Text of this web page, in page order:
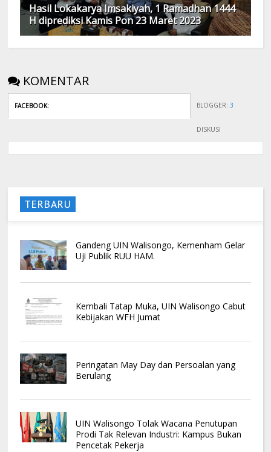
Hasil Lokakarya Imsakiyah, 1 Ramadhan 1444
H diprediksi Kamis Pon 23 Maret 2023
KOMENTAR
FACEBOOK: BLOGGER:3
DISKUSI
TERBARU
Gandeng UIN Walisongo, Kemenham Gelar
Uji Publik RUU HAM.
Kembali Tatap Muka, UIN Walisongo Cabut
Kebijakan WFH Jumat
Peringatan May Day dan Persoalan yang
Berulang
UIN Walisongo Tolak Wacana Penutupan
Prodi Tak Relevan Industri: Kampus Bukan
Pencetak Pekerja